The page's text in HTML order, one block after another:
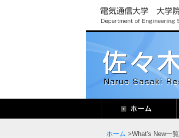
ホーム What's New一覧